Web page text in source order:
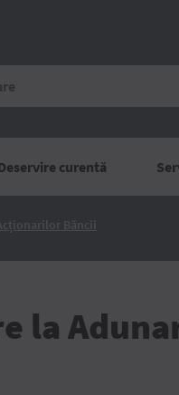
curentă
Băncii
Anuală
a
Acționarilor